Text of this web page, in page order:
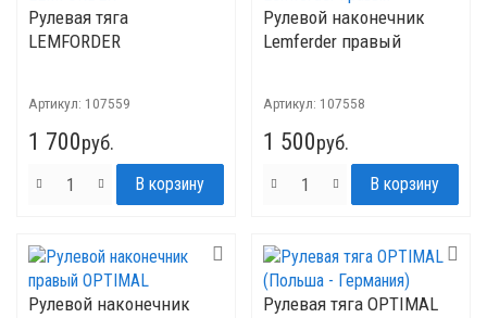
Рулевая тяга
LEMFORDER
Артикул: 107559
1 700руб.
Рулевой наконечник
Lemferder правый
Артикул: 107558
1 500руб.
Рулевой наконечник
Рулевая тяга OPTIMAL